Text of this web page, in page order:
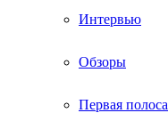
Интервью
Обзоры
Первая полоса